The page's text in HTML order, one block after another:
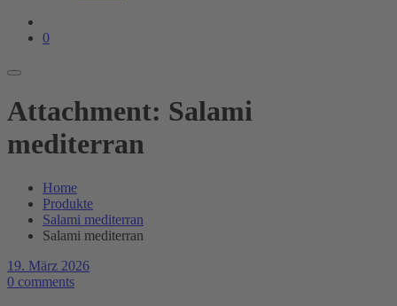
0
Attachment: Salami
mediterran
Home
Produkte
Salami mediterran
Salami mediterran
19. März 2026
0 comments